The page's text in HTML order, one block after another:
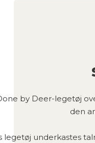
by Deer-legetøj
den
legetøj underkastes